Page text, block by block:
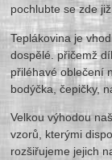
pochlubte se zde
Teplákovina je
dospělé. přičemž
přiléhavé oblečení
bodýčka, čepičky,
Velkou výhodou
vzorů, kterými
rozšiřujeme jejich